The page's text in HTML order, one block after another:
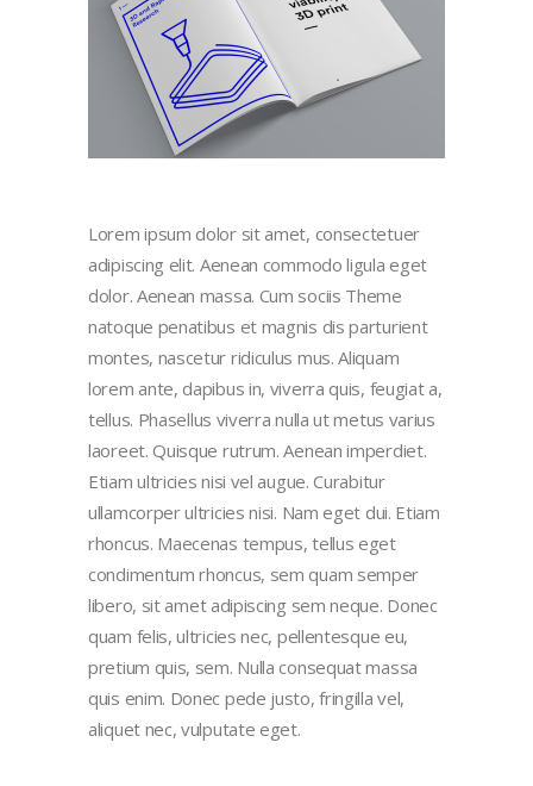
Lorem ipsum dolor sit amet, consectetuer
adipiscing elit. Aenean commodo ligula eget
dolor. Aenean massa. Cum sociis Theme
natoque penatibus et magnis dis parturient
montes, nascetur ridiculus mus. Aliquam
lorem ante, dapibus in, viverra quis, feugiat a,
tellus. Phasellus viverra nulla ut metus varius
laoreet. Quisque rutrum. Aenean imperdiet.
Etiam ultricies nisi vel augue. Curabitur
ullamcorper ultricies nisi. Nam eget dui. Etiam
rhoncus. Maecenas tempus, tellus eget
condimentum rhoncus, sem quam semper
libero, sit amet adipiscing sem neque. Donec
quam felis, ultricies nec, pellentesque eu,
pretium quis, sem. Nulla consequat massa
quis enim. Donec pede justo, fringilla vel,
aliquet nec, vulputate eget.